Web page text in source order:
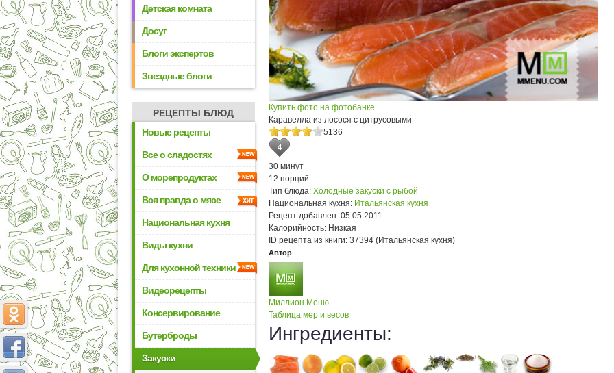
Детская комната
Досуг
Блоги экспертов
Звездные блоги
РЕЦЕПТЫ БЛЮД
Новые рецепты
Все о сладостях
О морепродуктах
Вся правда о мясе
Национальная кухня
Виды кухни
Для кухонной техники
Видеорецепты
Консервирование
Бутерброды
Закуски
Купить фото на фотобанке
Каравелла из лосося с цитрусовыми
5136
4
30 минут
12 порций
Тип блюда: Холодные закуски с рыбой
Национальная кухня: Итальянская кухня
Рецепт добавлен: 05.05.2011
Калорийность: Низкая
ID рецепта из книги: 37394 (Итальянская кухня)
Автор
Миллион Меню
Таблица мер и весов
Ингредиенты: